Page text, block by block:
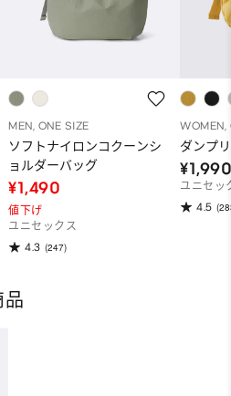
MEN, ONE SIZE
ソフトナイロンコクーンシ
ョルダーバッグ
¥1,490
値下げ
ユニセックス
4.3 (247)
WOMEN,
ダンプ
ユニセッ
4.5
品